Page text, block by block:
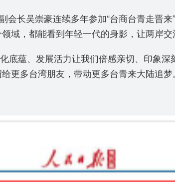
会长吴崇豪连续多年参加“台商台青走晋
，都能看到年轻一代的身影，让两岸交
底蕴、发展活力让我们倍感亲切、印象
更多台湾朋友，带动更多台青来大陆追梦